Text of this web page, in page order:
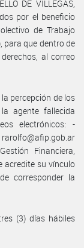
DE VILLEGAS,
por el beneficio
de Trabajo
para que dentro de
al correo
percepción de los
agente fallecida
electrónicos: -
Financiera,
acredite su vínculo
corresponder la
(3) días hábiles